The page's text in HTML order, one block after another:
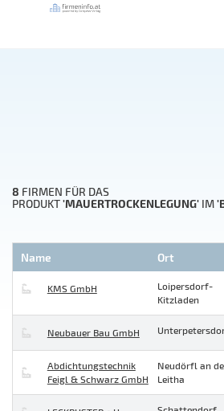
8 FIRMEN FÜR DAS
PRODUKT'MAUERTROCKENLEGUNG' IM
Name Ort
KMS GmbH
Loipersdorf-
Kitzladen
Neubauer Bau GmbH
Abdichtungstechnik
Feigl & Schwarz GmbH
Neudörfl an
Leitha